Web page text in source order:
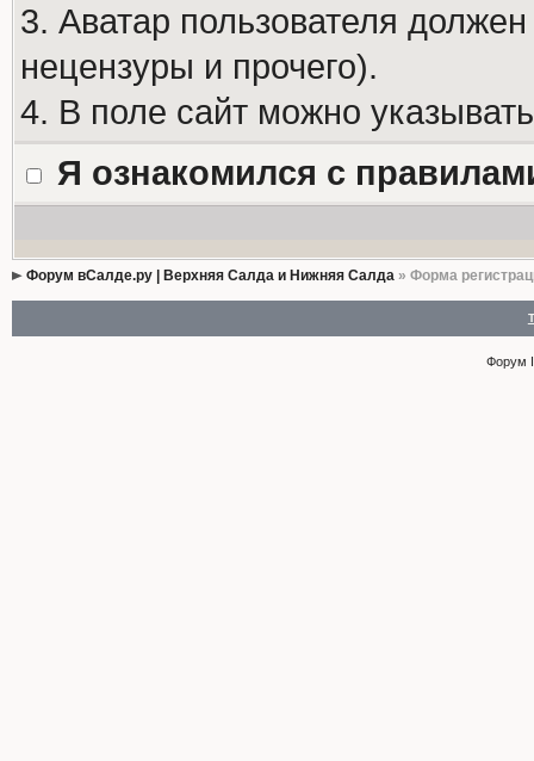
3. Аватар пользователя
нецензуры и прочего).
4. В поле сайт можно
Я ознакомился с
Форум вСалде.ру | Верхняя Салда и Нижняя Салда» Форма
Форум